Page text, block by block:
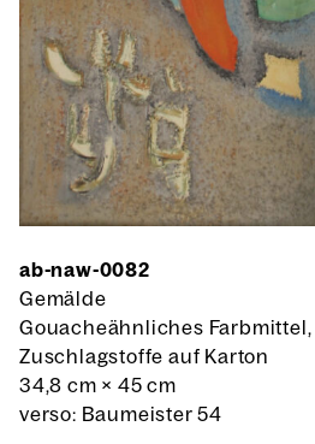
ab-naw-0082
Gemälde
Gouacheähnliches
Zuschlagstoffe auf Karton
34,8 cm ×45 cm
verso: Baumeister 54